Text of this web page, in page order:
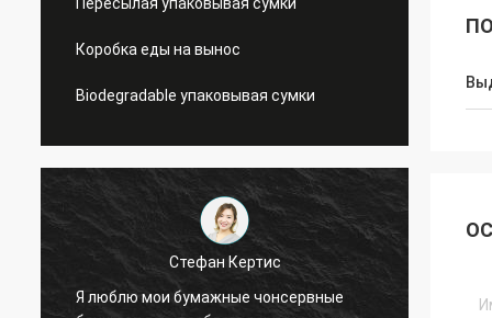
Коробка еды на вынос
Biodegradable упаковывая сумки
чонсервные
Пэрри Линды
Обломоки консервируют мое